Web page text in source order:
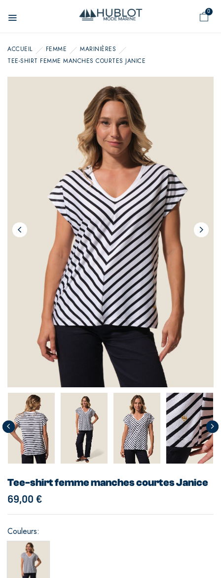
0
ACCUEIL FEMME
MARINIÈRES
TEE-SHIRT FEMME MANCHES COURTES JANICE
Tee-shirt femme manches courtes Janice
69,00 €
Couleurs
Panneau de gestion des cookies